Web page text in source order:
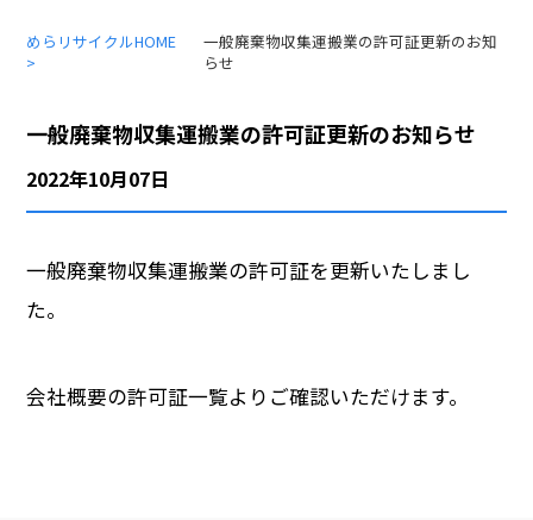
会社概要
採用情報
めらリサイクルHOME
>
一般廃棄物収集運搬業の許可証更新のお知
らせ
一般廃棄物収集運搬業の許可証更新のお知らせ
2022年10月07日
一般廃棄物収集運搬業の許可証を更新いたしまし
た。
会社概要の許可証一覧よりご確認いただけます。